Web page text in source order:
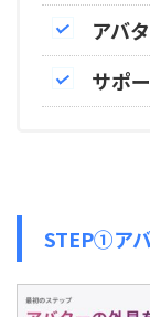
アバ
サポ
STEP①ア